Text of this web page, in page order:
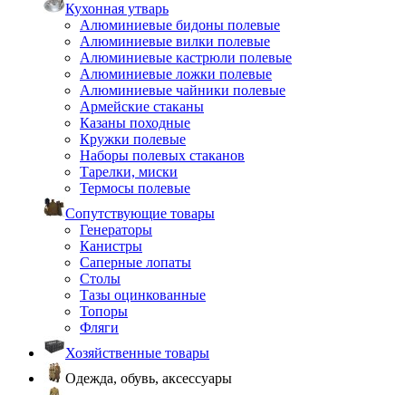
Кухонная утварь
Алюминиевые бидоны полевые
Алюминиевые вилки полевые
Алюминиевые кастрюли полевые
Алюминиевые ложки полевые
Алюминиевые чайники полевые
Армейские стаканы
Казаны походные
Кружки полевые
Наборы полевых стаканов
Тарелки, миски
Термосы полевые
Сопутствующие товары
Генераторы
Канистры
Саперные лопаты
Столы
Тазы оцинкованные
Топоры
Фляги
Хозяйственные товары
Одежда, обувь, аксессуары